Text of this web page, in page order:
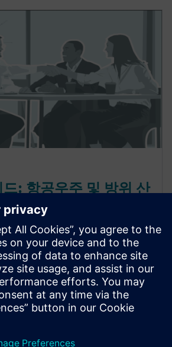
: 항공우주 및 방위 산
스 및 엔지니어링 설
화
션은 설계 검토 작업을 자동으로
데이트 및 커뮤니케이션을 한 곳
록 지원합니다. 자세히 알아보십